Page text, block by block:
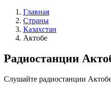
Главная
Страны
Казахстан
Актобе
Радиостанции
Слушайте радиостанции